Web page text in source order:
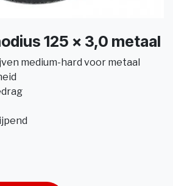
125 x 3,0 metaal
medium-hard voor metaal